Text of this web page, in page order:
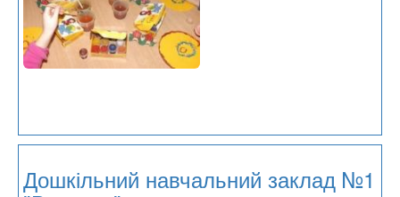
Дошкільний навчальний заклад №1